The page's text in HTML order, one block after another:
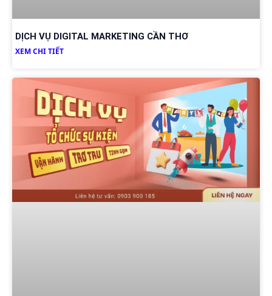
DỊCH VỤ DIGITAL MARKETING CẦN THƠ
XEM CHI TIẾT